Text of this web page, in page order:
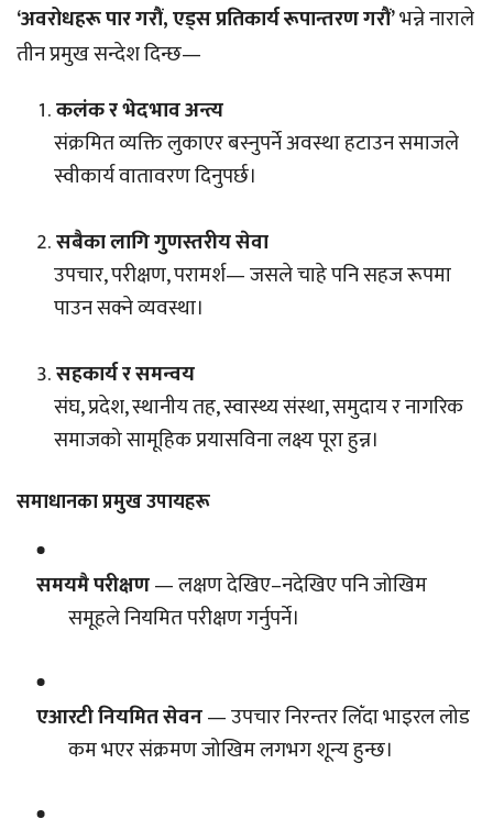
‘अवरोधहरू पार गरौं, एड्स प्रतिकार्य रूपान्तरण गरौं’भन्ने नाराले
तीन प्रमुख सन्देश दिन्छ—
कलंक र भेदभाव अन्त्य
संक्रमित व्यक्ति लुकाएर बस्नुपर्ने अवस्था हटाउन समाजले
स्वीकार्य वातावरण दिनुपर्छ।
सबैका लागि गुणस्तरीय सेवा
उपचार, परीक्षण, परामर्श— जसले चाहे पनि सहज रूपमा
पाउन सक्ने व्यवस्था।
सहकार्य र समन्वय
संघ, प्रदेश, स्थानीय तह, स्वास्थ्य संस्था, समुदाय र नागरिक
समाजको सामूहिक प्रयासविना लक्ष्य पूरा हुन्न।
समाधानका प्रमुख उपायहरू
समयमै परीक्षण— लक्षण देखिए–नदेखिए पनि जोखिम
समूहले नियमित परीक्षण गर्नुपर्ने।
एआरटी नियमित सेवन— उपचार निरन्तर लिँदा भाइरल लोड
कम भएर संक्रमण जोखिम लगभग शून्य हुन्छ।